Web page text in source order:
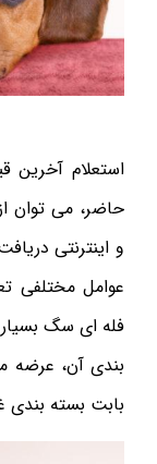
استعلام
حاضر، می توان
و اینترنتی
عوامل مختلفی
فله ای سگ
بندی آن، عرضه
بابت بسته